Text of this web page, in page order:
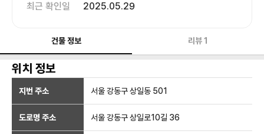
최근 확인일
2025.05.29
건물 정보 리뷰1
위치 정보
지번 주소 서울 강동구 상일동 501
도로명 주소 서울 강동구 상일로10길 36